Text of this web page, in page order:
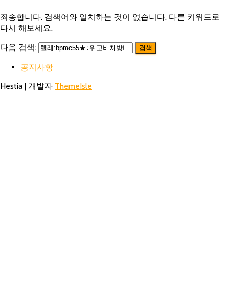
죄송합니다. 검색어와 일치하는 것이 없습니다. 다른 키워드로
다시 해보세요.
다음 검색:
공지사항
Hestia | 개발자 ThemeIsle